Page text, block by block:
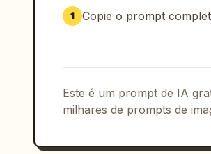
绞肉饼"; 2) medalhões
3) tigela de molho de
pão estilo brioche
à direita intitulado
de benefícios
1 Copie o prompt
Este é um prompt de IA
milhares de prompts de